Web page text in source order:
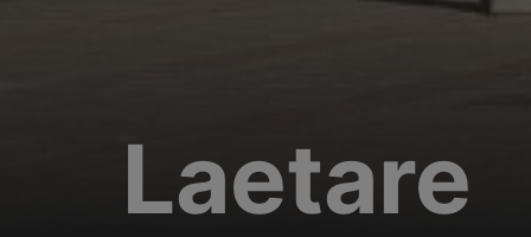
Laetare